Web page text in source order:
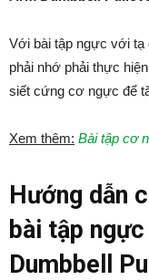
Với bài tập ngực với tạ
phải nhớ phải thực
siết cứng cơ ngực để
Xem thêm: Bài tập cơ
Hướng dẫn
bài tập
Dumbbell